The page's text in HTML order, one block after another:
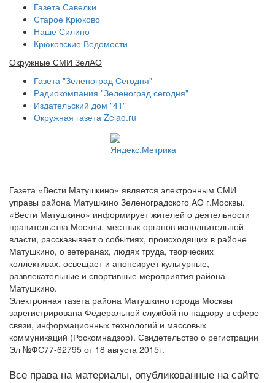
Газета Савелки
Старое Крюково
Наше Силино
Крюковские Ведомости
Окружные СМИ ЗелАО
Газета "Зеленоград Сегодня"
Радиокомпания "Зеленоград сегодня"
Издательский дом "41"
Окружная газета Zelao.ru
Газета «Вести Матушкино» является электронным СМИ
управы района Матушкино Зеленоградского АО г.Москвы.
«Вести Матушкино» информирует жителей о деятельности
правительства Москвы, местных органов исполнительной
власти, рассказывает о событиях, происходящих в районе
Матушкино, о ветеранах, людях труда, творческих
коллективах, освещает и анонсирует культурные,
развлекательные и спортивные мероприятия района
Матушкино.
Электронная газета района Матушкино города Москвы
зарегистрирована Федеральной службой по надзору в сфере
связи, информационных технологий и массовых
коммуникаций (Роскомнадзор). Свидетельство о регистрации
Эл №ФС77-62795 от 18 августа 2015г.
Все права на материалы, опубликованные на сайте